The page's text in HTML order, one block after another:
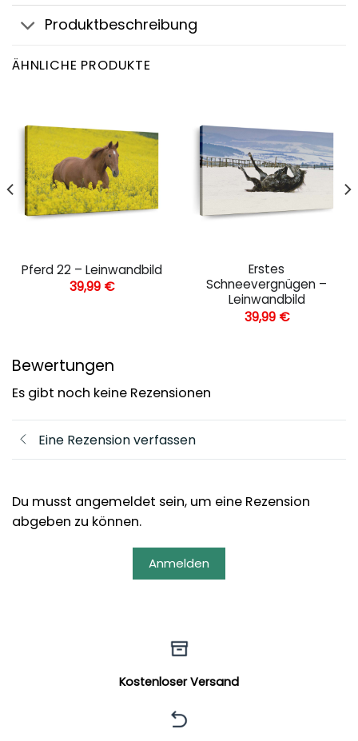
Produktbeschreibung
ÄHNLICHE PRODUKTE
Pferd 22 – Leinwandbild
39,99 €
Erstes
Schneevergnügen –
Leinwandbild
39,99 €
Bewertungen
Es gibt noch keine Rezensionen
Eine Rezension verfassen
Du musst angemeldet sein, um eine Rezension
abgeben zu können.
Anmelden
Kostenloser Versand